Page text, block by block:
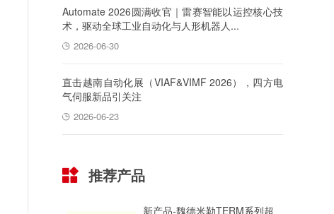
Automate 2026圆满收官｜雷赛智能以运控核心技
术，驱动全球工业自动化与人形机器人...
2026-06-30
直击越南自动化展（VIAF&VIMF 2026），四方电
气伺服新品引关注
2026-06-23
推荐产品
新产品-魏德米勒TERM系列超